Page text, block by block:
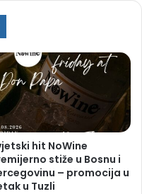
ga je ukus
da su
hit NoWine
stiže u Bosnu i
– promocija u
u Tuzli